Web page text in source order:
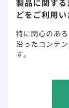
製品に関す
どをご利用い
特に関心のあ
沿ったコンテ
す。